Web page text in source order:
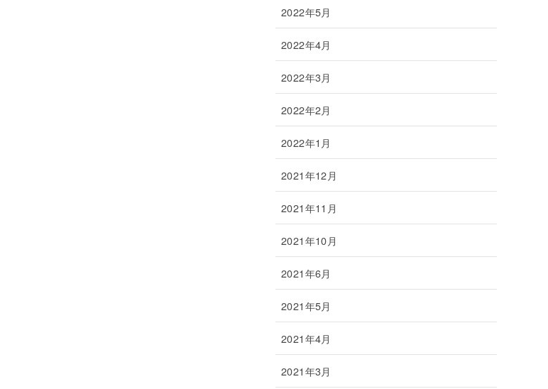
2022年5月
2022年4月
2022年3月
2022年2月
2022年1月
2021年12月
2021年11月
2021年10月
2021年6月
2021年5月
2021年4月
2021年3月